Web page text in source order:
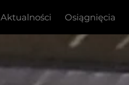
Aktualności Osiągnięcia